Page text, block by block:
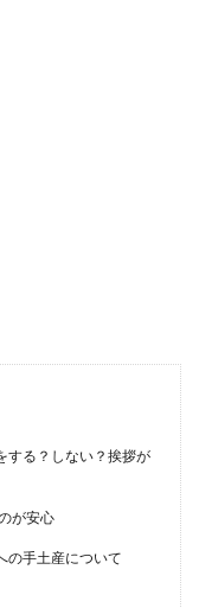
する？しない？挨拶が
が安心
の手土産について